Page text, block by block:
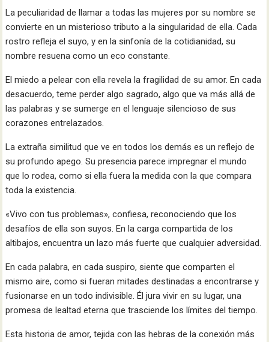
La peculiaridad de llamar a todas las mujeres por su nombre se
convierte en un misterioso tributo a la singularidad de ella. Cada
rostro refleja el suyo, y en la sinfonía de la cotidianidad, su
nombre resuena como un eco constante.
El miedo a pelear con ella revela la fragilidad de su amor. En cada
desacuerdo, teme perder algo sagrado, algo que va más allá de
las palabras y se sumerge en el lenguaje silencioso de sus
corazones entrelazados.
La extraña similitud que ve en todos los demás es un reflejo de
su profundo apego. Su presencia parece impregnar el mundo
que lo rodea, como si ella fuera la medida con la que compara
toda la existencia.
«Vivo con tus problemas», confiesa, reconociendo que los
desafíos de ella son suyos. En la carga compartida de los
altibajos, encuentra un lazo más fuerte que cualquier adversidad.
En cada palabra, en cada suspiro, siente que comparten el
mismo aire, como si fueran mitades destinadas a encontrarse y
fusionarse en un todo indivisible. Él jura vivir en su lugar, una
promesa de lealtad eterna que trasciende los límites del tiempo.
Esta historia de amor, tejida con las hebras de la conexión más